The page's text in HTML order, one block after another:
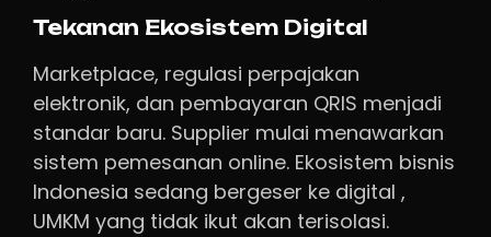
Tekanan Ekosistem Digital
Marketplace, regulasi perpajakan
elektronik, dan pembayaran QRIS menjadi
standar baru. Supplier mulai menawarkan
sistem pemesanan online. Ekosistem bisnis
Indonesia sedang bergeser ke digital ,
UMKM yang tidak ikut akan terisolasi.